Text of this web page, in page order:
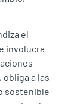
el
involucra
a las
sostenible